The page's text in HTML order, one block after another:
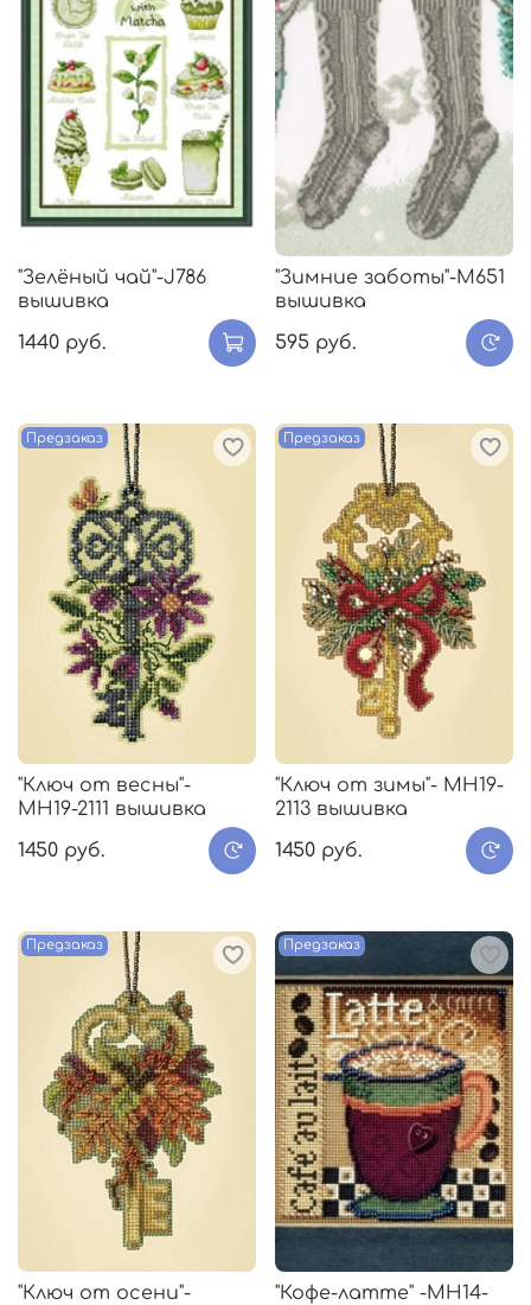
"Зелёный чай"-J786
вышивка
1440 руб.
"Зимние заботы"-M651
вышивка
595 руб.
Предзаказ
"Ключ от весны"-
МH19-2111 вышивка
1450 руб.
Предзаказ
"Ключ от зимы"- МH19-
2113 вышивка
1450 руб.
Предзаказ
"Ключ от осени"-
Предзаказ
"Кофе-латте" -MH14-